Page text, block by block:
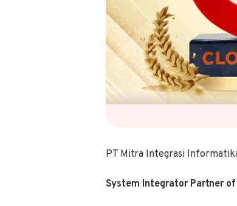
PT Mitra Integrasi
System Integrator Partner